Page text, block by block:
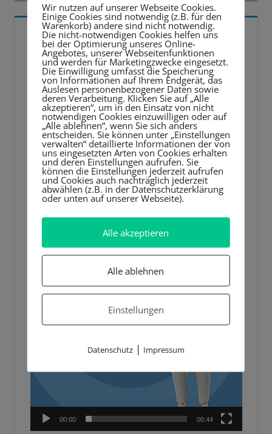
5 BESTE LERNTIPPS
Video-
Player
00:00 00:44
Wir nutzen auf unserer Webseite Cookies.
Einige Cookies sind notwendig (z.B. für den
Warenkorb) andere sind nicht notwendig.
Die nicht-notwendigen Cookies helfen uns
bei der Optimierung unseres Online-
Angebotes, unserer Webseitenfunktionen
und werden für Marketingzwecke eingesetzt.
Die Einwilligung umfasst die Speicherung
von Informationen auf Ihrem Endgerät, das
Auslesen personenbezogener Daten sowie
deren Verarbeitung. Klicken Sie auf „Alle
akzeptieren“, um in den Einsatz von nicht
notwendigen Cookies einzuwilligen oder auf
„Alle ablehnen“, wenn Sie sich anders
entscheiden. Sie können unter „Einstellungen
verwalten“ detaillierte Informationen der von
uns eingesetzten Arten von Cookies erhalten
und deren Einstellungen aufrufen. Sie
können die Einstellungen jederzeit aufrufen
und Cookies auch nachträglich jederzeit
abwählen (z.B. in der Datenschutzerklärung
oder unten auf unserer Webseite).
Alle akzeptieren
Alle ablehnen
Einstellungen
Datenschutz| Impressum